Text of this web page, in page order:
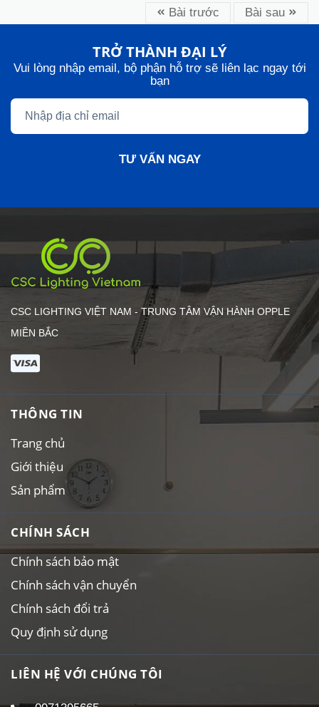
Bài trước Bài sau
TRỞ THÀNH ĐẠI LÝ
Vui lòng nhập email, bộ phận hỗ trợ sẽ liên lạc ngay tới
bạn
TƯ VẤN NGAY
CSC LIGHTING VIỆT NAM - TRUNG TÂM VẬN HÀNH OPPLE
MIỀN BẮC
THÔNG TIN
Trang chủ
Giới thiệu
Sản phẩm
CHÍNH SÁCH
Chính sách bảo mật
Chính sách vận chuyển
Chính sách đổi trả
Quy định sử dụng
LIÊN HỆ VỚI CHÚNG TÔI